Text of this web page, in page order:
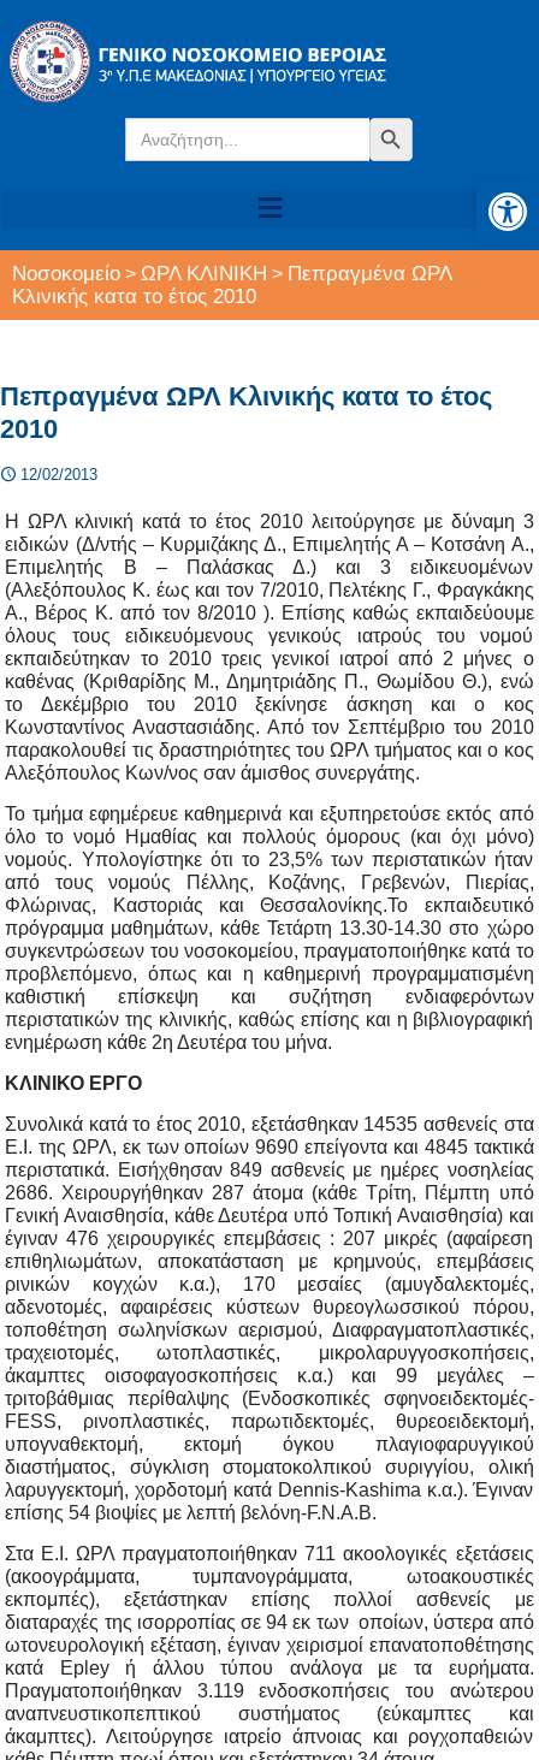
Search
for:
Search Button
Νοσοκομείο > ΩΡΛ ΚΛΙΝΙΚΗ > Πεπραγμένα ΩΡΛ
Κλινικής κατα το έτος 2010
Πεπραγμένα ΩΡΛ Κλινικής κατα το έτος
2010
12/02/2013
Η ΩΡΛ κλινική κατά το έτος 2010 λειτούργησε με δύναμη 3
ειδικών (Δ/ντής – Κυρμιζάκης Δ., Επιμελητής Α – Κοτσάνη Α.,
Επιμελητής Β – Παλάσκας Δ.) και 3 ειδικευομένων
(Αλεξόπουλος Κ. έως και τον 7/2010, Πελτέκης Γ., Φραγκάκης
Α., Βέρος Κ. από τον 8/2010 ). Επίσης καθώς εκπαιδεύουμε
όλους τους ειδικευόμενους γενικούς ιατρούς του νομού
εκπαιδεύτηκαν το 2010 τρεις γενικοί ιατροί από 2 μήνες ο
καθένας (Κριθαρίδης Μ., Δημητριάδης Π., Θωμίδου Θ.), ενώ
το Δεκέμβριο του 2010 ξεκίνησε άσκηση και ο κος
Κωνσταντίνος Αναστασιάδης. Από τον Σεπτέμβριο του 2010
παρακολουθεί τις δραστηριότητες του ΩΡΛ τμήματος και ο κος
Αλεξόπουλος Κων/νος σαν άμισθος συνεργάτης.
Το τμήμα εφημέρευε καθημερινά και εξυπηρετούσε εκτός από
όλο το νομό Ημαθίας και πολλούς όμορους (και όχι μόνο)
νομούς. Υπολογίστηκε ότι το 23,5% των περιστατικών ήταν
από τους νομούς Πέλλης, Κοζάνης, Γρεβενών, Πιερίας,
Φλώρινας, Καστοριάς και Θεσσαλονίκης.Το εκπαιδευτικό
πρόγραμμα μαθημάτων, κάθε Τετάρτη 13.30-14.30 στο χώρο
συγκεντρώσεων του νοσοκομείου, πραγματοποιήθηκε κατά το
προβλεπόμενο, όπως και η καθημερινή προγραμματισμένη
καθιστική επίσκεψη και συζήτηση ενδιαφερόντων
περιστατικών της κλινικής, καθώς επίσης και η βιβλιογραφική
ενημέρωση κάθε 2η Δευτέρα του μήνα.
KΛΙΝΙΚΟ ΕΡΓΟ
Συνολικά κατά το έτος 2010, εξετάσθηκαν 14535 ασθενείς στα
Ε.Ι. της ΩΡΛ, εκ των οποίων 9690 επείγοντα και 4845 τακτικά
περιστατικά. Εισήχθησαν 849 ασθενείς με ημέρες νοσηλείας
2686. Χειρουργήθηκαν 287 άτομα (κάθε Τρίτη, Πέμπτη υπό
Γενική Αναισθησία, κάθε Δευτέρα υπό Τοπική Αναισθησία) και
έγιναν 476 χειρουργικές επεμβάσεις : 207 μικρές (αφαίρεση
επιθηλιωμάτων, αποκατάσταση με κρημνούς, επεμβάσεις
ρινικών κογχών κ.α.), 170 μεσαίες (αμυγδαλεκτομές,
αδενοτομές, αφαιρέσεις κύστεων θυρεογλωσσικού πόρου,
τοποθέτηση σωληνίσκων αερισμού, Διαφραγματοπλαστικές,
τραχειοτομές, ωτοπλαστικές, μικρολαρυγγοσκοπήσεις,
άκαμπτες οισοφαγοσκοπήσεις κ.α.) και 99 μεγάλες –
τριτοβάθμιας περίθαλψης (Ενδοσκοπικές σφηνοειδεκτομές-
FESS, ρινοπλαστικές, παρωτιδεκτομές, θυρεοειδεκτομή,
υπογναθεκτομή, εκτομή όγκου πλαγιοφαρυγγικού
διαστήματος, σύγκλιση στοματοκολπικού συριγγίου, ολική
λαρυγγεκτομή, χορδοτομή κατά Dennis-Kashima κ.α.). Έγιναν
επίσης 54 βιοψίες με λεπτή βελόνη-F.N.A.B.
Στα Ε.Ι. ΩΡΛ πραγματοποιήθηκαν 711 ακοολογικές εξετάσεις
(ακοογράμματα, τυμπανογράμματα, ωτοακουστικές
εκπομπές), εξετάστηκαν επίσης πολλοί ασθενείς με
διαταραχές της ισορροπίας σε 94 εκ των οποίων, ύστερα από
ωτονευρολογική εξέταση, έγιναν χειρισμοί επανατοποθέτησης
κατά Epley ή άλλου τύπου ανάλογα με τα ευρήματα.
Πραγματοποιήθηκαν 3.119 ενδοσκοπήσεις του ανώτερου
αναπνευστικοπεπτικού συστήματος (εύκαμπτες και
άκαμπτες). Λειτούργησε ιατρείο άπνοιας και ρογχοπαθειών